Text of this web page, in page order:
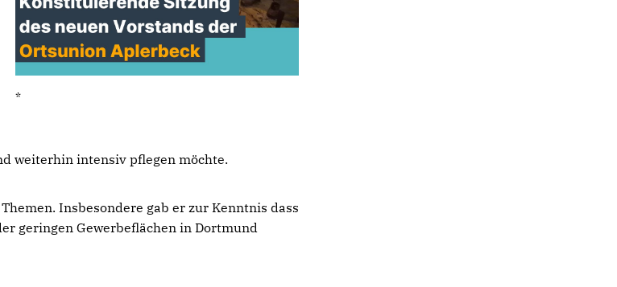
*
weiterhin intensiv pflegen möchte.
Insbesondere gab er zur Kenntnis dass
geringen Gewerbeflächen in Dortmund